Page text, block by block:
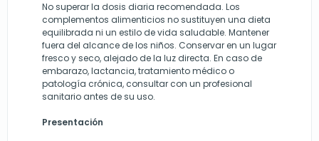
No superar la dosis diaria recomendada. Los
complementos alimenticios no sustituyen una dieta
equilibrada ni un estilo de vida saludable. Mantener
fuera del alcance de los niños. Conservar en un lugar
fresco y seco, alejado de la luz directa. En caso de
embarazo, lactancia, tratamiento médico o
patología crónica, consultar con un profesional
sanitario antes de su uso.
Presentación